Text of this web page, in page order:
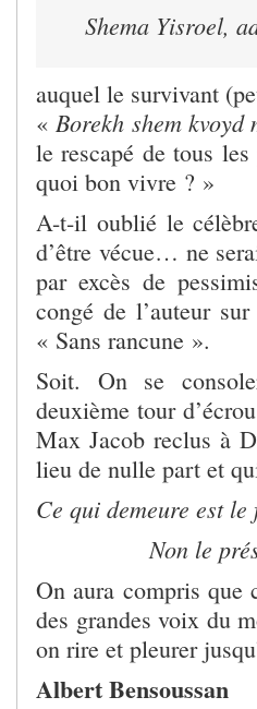
Shema Yisroel,
auquel le survivant
«Borekh shem kvoyd
le rescapé de tous
quoi bon vivre ? »
A-t-il oublié le
d’être vécue… ne
par excès de
congé de l’auteur
« Sans rancune ».
Soit. On se
deuxième tour
Max Jacob reclus à
lieu de nulle part et
Ce qui demeure est
Non le
On aura compris que
des grandes voix du
on rire et pleurer
Albert Bensoussan